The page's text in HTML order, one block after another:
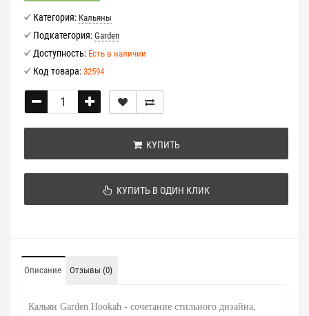
Категория: Кальяны
Подкатегория: Garden
Доступность: Есть в наличии
Код товара: 32594
КУПИТЬ
КУПИТЬ В ОДИН КЛИК
Описание Отзывы (0)
Кальян Garden Hookah - сочетание стильного дизайна,